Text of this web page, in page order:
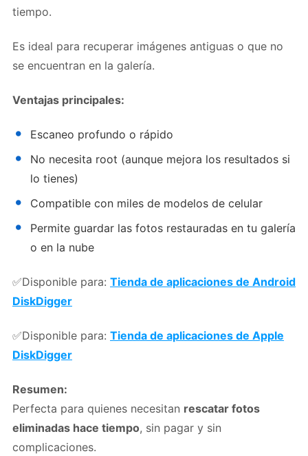
tiempo.
Es ideal para recuperar imágenes antiguas o que no
se encuentran en la galería.
Ventajas principales:
Escaneo profundo o rápido
No necesita root (aunque mejora los resultados si
lo tienes)
Compatible con miles de modelos de celular
Permite guardar las fotos restauradas en tu galería
o en la nube
✅Disponible para: Tienda de aplicaciones de Android
DiskDigger
✅Disponible para: Tienda de aplicaciones de Apple
DiskDigger
Resumen:
Perfecta para quienes necesitan rescatar fotos
eliminadas hace tiempo, sin pagar y sin
complicaciones.